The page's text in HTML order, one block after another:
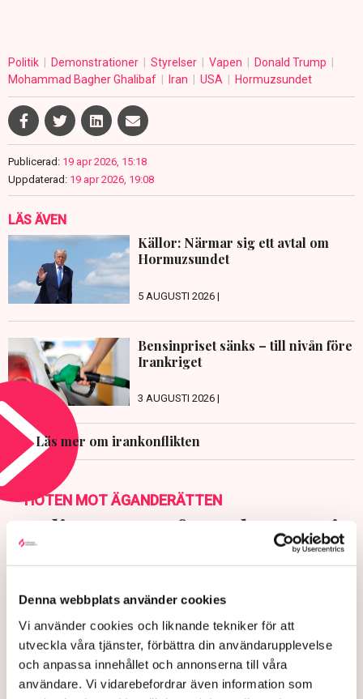
Denna webbplats använder cookies
Vi använder cookies och liknande tekniker för att
utveckla våra tjänster, förbättra din användarupplevelse
och anpassa innehållet och annonserna till våra
användare. Vi vidarebefordrar även information som
Politik Demonstrationer Styrelser Vapen
Donald Trump
Mohammad Bagher Ghalibaf
Iran USA Hormuzsundet
Publicerad: 19 apr 2026, 15:18
Uppdaterad: 19 apr 2026, 19:08
LÄS ÄVEN
Källor: Närmar sig ett avtal om
Hormuzsundet
5 AUGUSTI 2026 |
Bensinpriset sänks – till nivån före
Irankriget
3 AUGUSTI 2026 |
Läs mer om irankonflikten
HOTEN MOT ÄGANDERÄTTEN
Polisens svar efter sabotagen i
Grimsås: ”Flera har gripits
och avlägsnats”